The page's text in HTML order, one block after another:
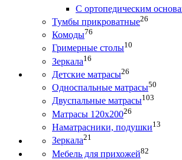
С ортопедическим
Тумбы прикроватные26
Комоды76
Гримерные столы10
Зеркала16
Детские матрасы26
Односпальные матрасы50
Двуспальные матрасы103
Матрасы 120х20026
Наматрасники, подушки13
Зеркала21
Мебель для прихожей82